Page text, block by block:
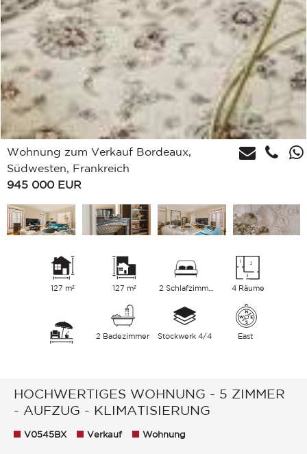
Wohnung zum Verkauf Bordeaux,
Südwesten, Frankreich
945 000 EUR
127 m² 127 m² 2 Schlafzimmer 4 Räume
2 Badezimmer Stockwerk 4/4 East
HOCHWERTIGES WOHNUNG - 5 ZIMMER
- AUFZUG - KLIMATISIERUNG
V0545BX Verkauf Wohnung